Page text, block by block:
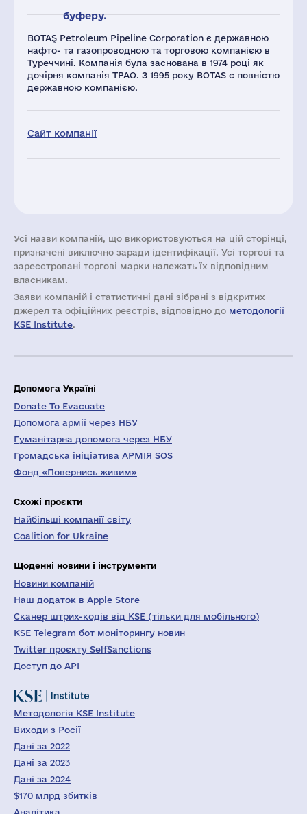
BOTAŞ Petroleum Pipeline Corporation є державною
нафто- та газопроводною та торговою компанією в
Туреччині. Компанія була заснована в 1974 році як
дочірня компанія TPAO. З 1995 року BOTAS є повністю
державною компанією.
Сайт компанії
буферу.
Усі назви компаній, що використовуються на цій сторінці,
призначені виключно заради ідентифікації. Усі торгові та
зареєстровані торгові марки належать їх відповідним
власникам.
Заяви компаній i статистичні дані зібрані з відкритих
джерел та офіційних реєстрів, відповідно до методології
KSE Institute.
Допомога Україні
Donate To Evacuate
Допомога армії через НБУ
Гуманітарна допомога через НБУ
Громадська ініціатива АРМІЯ SOS
Фонд «Повернись живим»
Схожі проєкти
Найбільші компанії світу
Coalition for Ukraine
Щоденні новини і інструменти
Новини компаній
Наш додаток в Apple Store
Сканер штрих-кодів від KSE (тільки для мобільного)
KSE Telegram бот моніторингу новин
Twitter проєкту SelfSanctions
Доступ до API
Методологія KSE Institute
Виходи з Росії
Дані за 2022
Дані за 2023
Дані за 2024
$170 млрд збитків
Аналітика